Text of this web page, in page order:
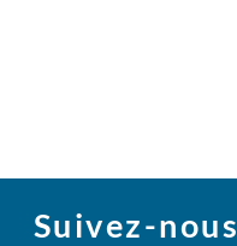
Suivez-